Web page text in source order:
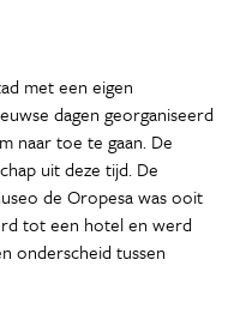
met een eigen
dagen georganiseerd
naar toe te gaan. De
uit deze tijd. De
de Oropesa was ooit
tot een hotel en werd
onderscheid tussen